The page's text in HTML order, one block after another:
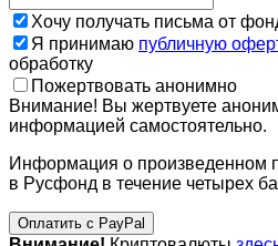
Хочу получать письма от
Я принимаю публичную
обработку
Пожертвовать анонимно
Внимание! Вы жертвуете
информацией самостоятельно.
Информация о произведенном
в Русфонд в течение четырех
Оплатить с PayPal